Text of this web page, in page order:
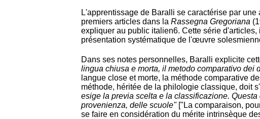
L'apprentissage de Baralli se caractérise par
premiers articles dans la Rassegna Gregoriana
expliquer au public italien6. Cette série d'articles,
présentation systématique de l'œuvre
Dans ses notes personnelles, Baralli explicite
lingua chiusa e morta, il metodo comparativo
langue close et morte, la méthode comparative
méthode, héritée de la philologie classique, doit
esige la previa scelta e la classificazione.
provenienza, delle scuole"["La comparaison,
se faire en considération du mérite intrinsèque